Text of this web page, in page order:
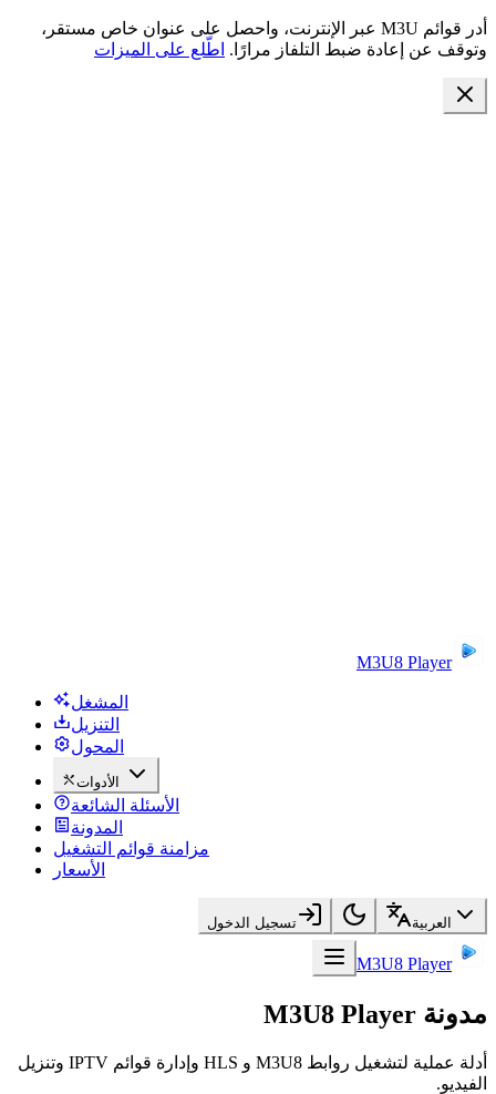
أدر قوائم M3U عبر الإنترنت، واحصل على عنوان خاص مستقر،
وتوقف عن إعادة ضبط التلفاز مرارًا. اطّلع على الميزات
M3U8 Player
المشغل
التنزيل
المحول
الأدوات
الأسئلة الشائعة
المدونة
مزامنة قوائم التشغيل
الأسعار
العربية تسجيل الدخول
M3U8 Player
مدونة M3U8 Player
أدلة عملية لتشغيل روابط M3U8 و HLS وإدارة قوائم IPTV وتنزيل
الفيديو.